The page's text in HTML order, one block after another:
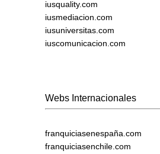
iusquality.com
iusmediacion.com
iusuniversitas.com
iuscomunicacion.com
Webs Internacionales
franquiciasenespaña.com
franquiciasenchile.com